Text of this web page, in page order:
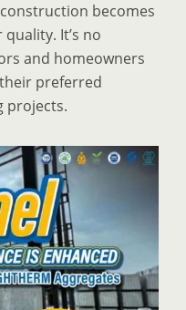
construction becomes
It’s no
and homeowners
preferred
projects.